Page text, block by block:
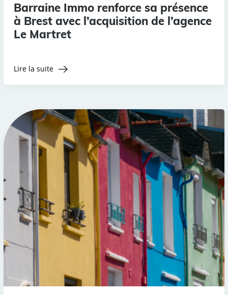
Barraine Immo renforce sa présence
à Brest avec l’acquisition de l’agence
Le Martret
Lire la suite